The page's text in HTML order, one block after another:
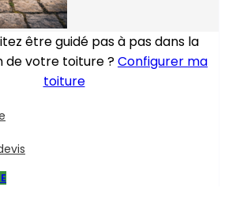
être guidé pas à pas dans la
de votre toiture ?Configurer ma
toiture